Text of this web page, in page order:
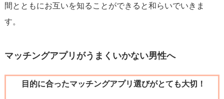
間とともにお互いを知ることができると和らいでいきま
す。
マッチングアプリがうまくいかない男性へ
目的に合ったマッチングアプリ選びがとても大切！